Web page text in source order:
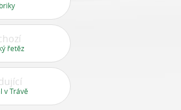
řetěz
v Trávě